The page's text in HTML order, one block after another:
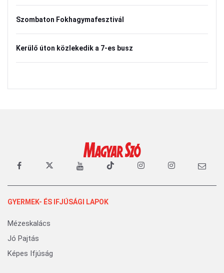
Szombaton Fokhagymafesztivál
Kerülő úton közlekedik a 7-es busz
GYERMEK- ÉS IFJÚSÁGI LAPOK
Mézeskalács
Jó Pajtás
Képes Ifjúság